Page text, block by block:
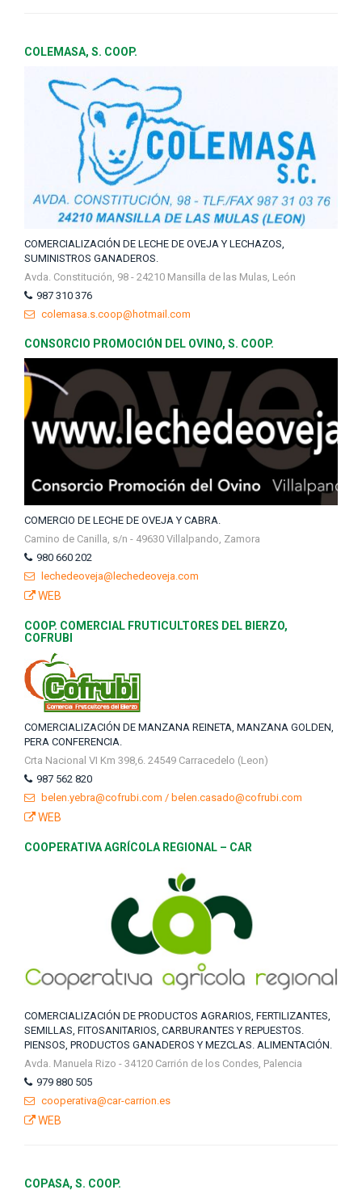
COLEMASA, S. COOP.
COMERCIALIZACIÓN DE LECHE DE OVEJA Y LECHAZOS,
SUMINISTROS GANADEROS.
Avda. Constitución, 98 - 24210 Mansilla de las Mulas, León
987 310 376
colemasa.s.coop@hotmail.com
CONSORCIO PROMOCIÓN DEL OVINO, S. COOP.
COMERCIO DE LECHE DE OVEJA Y CABRA.
Camino de Canilla, s/n - 49630 Villalpando, Zamora
980 660 202
lechedeoveja@lechedeoveja.com
WEB
COOP. COMERCIAL FRUTICULTORES DEL BIERZO,
COFRUBI
COMERCIALIZACIÓN DE MANZANA REINETA, MANZANA GOLDEN,
PERA CONFERENCIA.
Crta Nacional VI Km 398,6. 24549 Carracedelo (Leon)
987 562 820
belen.yebra@cofrubi.com / belen.casado@cofrubi.com
WEB
COOPERATIVA AGRÍCOLA REGIONAL – CAR
COMERCIALIZACIÓN DE PRODUCTOS AGRARIOS, FERTILIZANTES,
SEMILLAS, FITOSANITARIOS, CARBURANTES Y REPUESTOS.
PIENSOS, PRODUCTOS GANADEROS Y MEZCLAS. ALIMENTACIÓN.
Avda. Manuela Rizo - 34120 Carrión de los Condes, Palencia
979 880 505
cooperativa@car-carrion.es
WEB
COPASA, S. COOP.